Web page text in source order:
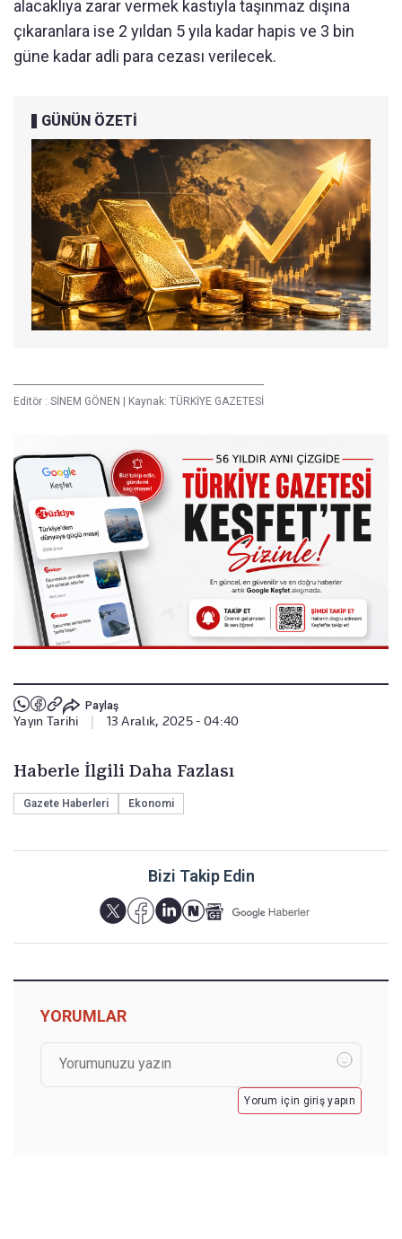
alacaklıya zarar vermek kastıyla taşınmaz dışına
çıkaranlara ise 2 yıldan 5 yıla kadar hapis ve 3 bin
güne kadar adli para cezası verilecek.
GÜNÜN ÖZETİ
Editör : SİNEM GÖNEN | Kaynak: TÜRKİYE GAZETESİ
Paylaş
Yayın Tarihi 13 Aralık, 2025 - 04:40
Haberle İlgili Daha Fazlası
Gazete Haberleri Ekonomi
Bizi Takip Edin
YORUMLAR
Yorum için giriş yapın